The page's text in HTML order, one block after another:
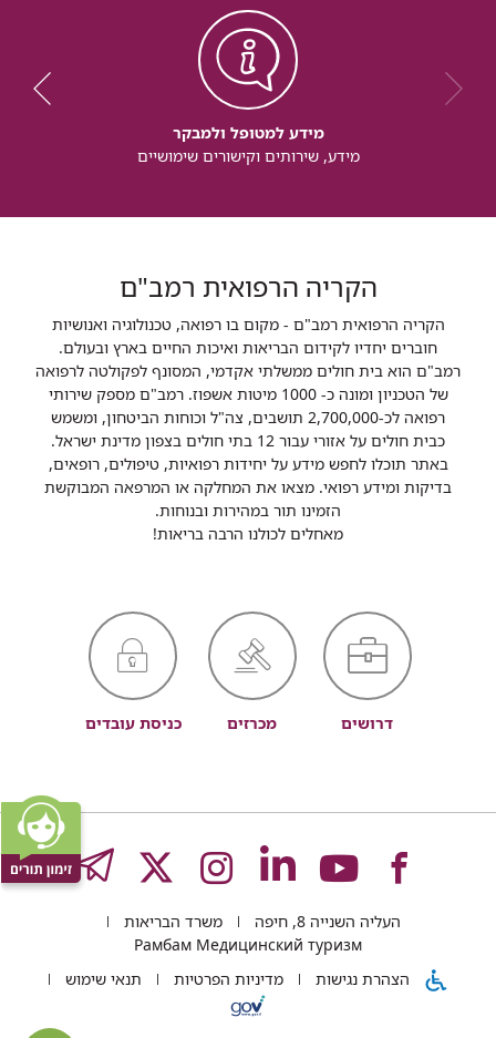
מידע למטופל ולמבקר
מידע, שירותים וקישורים שימושיים
הקריה הרפואית רמב"ם
הקריה הרפואית רמב"ם - מקום בו רפואה, טכנולוגיה ואנושיות
חוברים יחדיו לקידום הבריאות ואיכות החיים בארץ ובעולם.
רמב"ם הוא בית חולים ממשלתי אקדמי, המסונף לפקולטה לרפואה
של הטכניון ומונה כ- 1000 מיטות אשפוז. רמב"ם מספק שירותי
רפואה לכ-2,700,000 תושבים, צה"ל וכוחות הביטחון, ומשמש
כבית חולים על אזורי עבור 12 בתי חולים בצפון מדינת ישראל.
באתר תוכלו לחפש מידע על יחידות רפואיות, טיפולים, רופאים,
בדיקות ומידע רפואי. מצאו את המחלקה או המרפאה המבוקשת
הזמינו תור במהירות ובנוחות.
מאחלים לכולנו הרבה בריאות!
דרושים מכרזים כניסת עובדים
לעמוד
של
לעמוד
של
לעמוד
של
לעמוד
של
לעמוד
של
העליה השנייה 8, חיפה
משרד הבריאות
Рамбам Медицинский туризм
הצהרת נגישות
מדיניות הפרטיות תנאי שימוש